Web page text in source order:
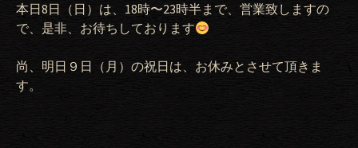
本日8日（日）は、18時〜23時半まで、営業致しますの
で、是非、お待ちしております
尚、明日９日（月）の祝日は、お休みとさせて頂きま
す。